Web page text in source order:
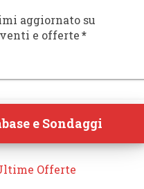
aggiornato su
e offerte*
e Sondaggi
Offerte